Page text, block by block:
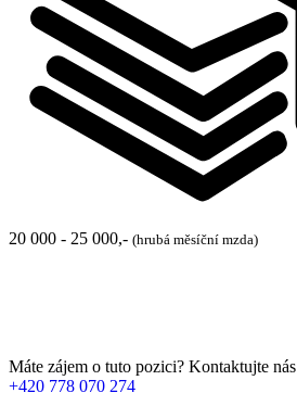
20 000 - 25 000,- (hrubá měsíční mzda)
Máte zájem o tuto pozici? Kontaktujte nás
+420 778 070 274